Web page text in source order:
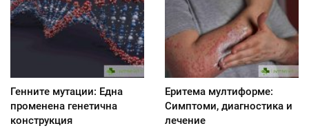
Генните мутации: Една
променена генетична
конструкция
Еритема мултиформе:
Симптоми, диагностика и
лечение